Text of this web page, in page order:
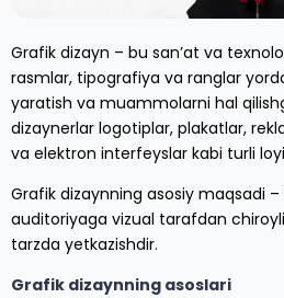
Grafik dizayn – bu san’at va
rasmlar, tipografiya va ranglar
yaratish va muammolarni hal
dizaynerlar logotiplar, plakatlar,
va elektron interfeyslar kabi turli
Grafik dizaynning asosiy maqsadi
auditoriyaga vizual tarafdan
tarzda yetkazishdir.
Grafik dizaynning asoslari